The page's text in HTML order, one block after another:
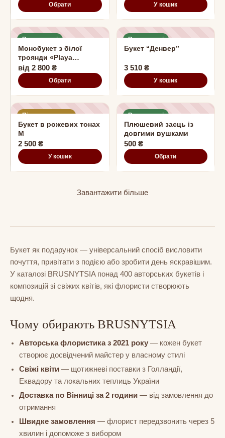
Обрати У кошик
В наявності
Монобукет з білої
троянди «Playa
Blanka»
від 2 800 ₴
Обрати
В наявності
Букет “Денвер”
3 510 ₴
У кошик
Під замовлення
Букет в рожевих тонах
М
2 500 ₴
У кошик
В наявності
Плюшевий заєць із
довгими вушками
500 ₴
Обрати
Завантажити більше
Букет як подарунок — універсальний спосіб висловити
почуття, привітати з подією або зробити день яскравішим.
У каталозі BRUSNYTSIA понад 400 авторських букетів і
композицій зі свіжих квітів, які флористи створюють
щодня.
Чому обирають BRUSNYTSIA
Авторська флористика з 2021 року — кожен букет
створює досвідчений майстер у власному стилі
Свіжі квіти — щотижневі поставки з Голландії,
Еквадору та локальних теплиць України
Доставка по Вінниці за 2 години — від замовлення до
отримання
Швидке замовлення — флорист передзвонить через 5
хвилин і допоможе з вибором